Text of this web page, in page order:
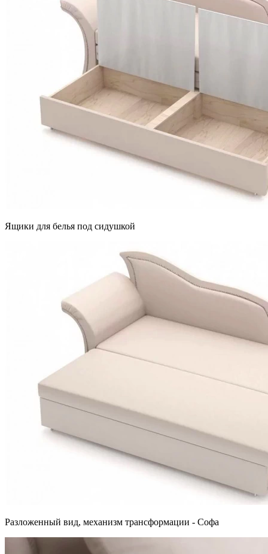
Ящики для белья под сидушкой
Разложенный вид, механизм трансформации - Софа